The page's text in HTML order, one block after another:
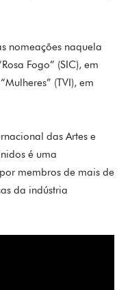
nomeações naquela
Fogo” (SIC), em
(TVI), em
das Artes e
é uma
membros de mais de
da indústria